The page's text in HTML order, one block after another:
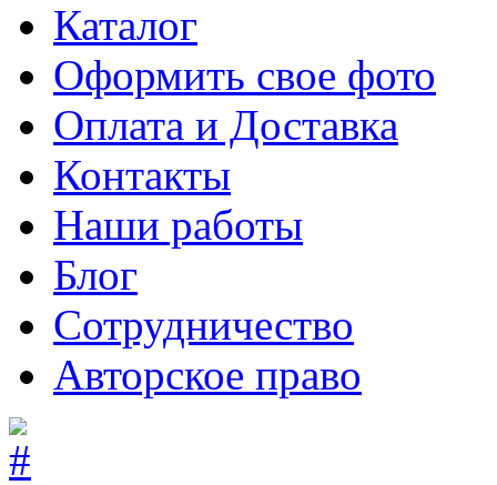
Каталог
Оформить свое фото
Оплата и Доставка
Контакты
Наши работы
Блог
Сотрудничество
Авторское право